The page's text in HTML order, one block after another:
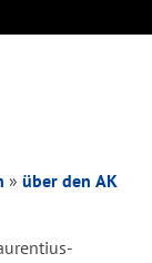
» über den AK